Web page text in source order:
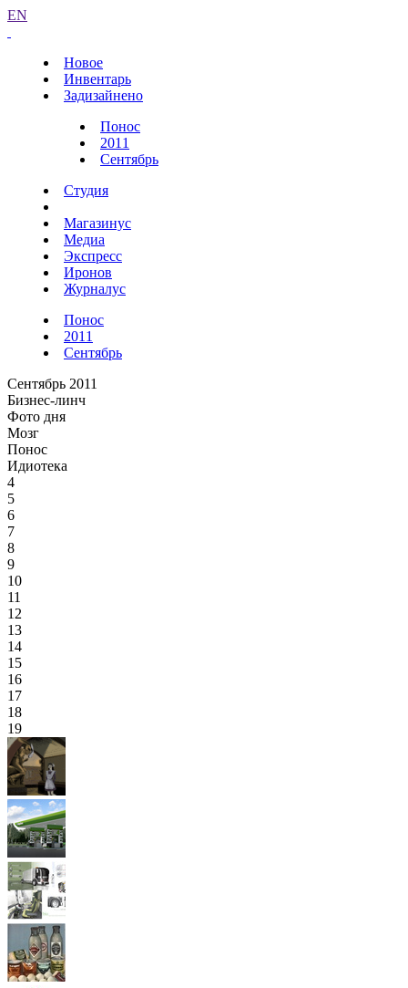
EN
Новое
Инвентарь
Задизайнено
Понос
2011
Сентябрь
Студия
Магазинус
Медиа
Экспресс
Иронов
Журналус
Понос
2011
Сентябрь
Сентябрь 2011
Бизнес-линч
Фото дня
Мозг
Понос
Идиотека
4
5
6
7
8
9
10
11
12
13
14
15
16
17
18
19